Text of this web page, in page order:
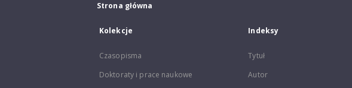
Strona główna
Kolekcje
Czasopisma
Doktoraty i prace naukowe
Indeksy
Tytuł
Autor